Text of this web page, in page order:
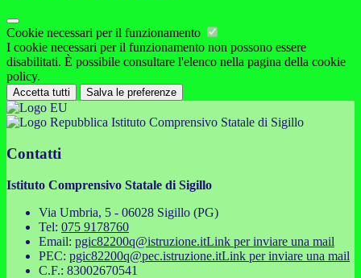
Cookie necessari per il funzionamento
I cookie necessari per il funzionamento non possono essere
disabilitati. È possibile consultare l'elenco nella pagina della cookie
policy.
Accetta tutti Salva le preferenze
Istituto Comprensivo Statale di Sigillo
Contatti
Istituto Comprensivo Statale di Sigillo
Via Umbria, 5 - 06028 Sigillo (PG)
Tel: 075 9178760
Email: pgic82200q@istruzione.itLink per inviare una mail
PEC: pgic82200q@pec.istruzione.itLink per inviare una mail
C.F.: 83002670541